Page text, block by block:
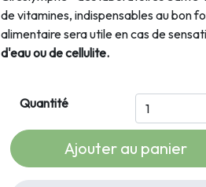
de vitamines, indispensables au bon
alimentaire sera utile en cas de
d'eau ou de cellulite.
Quantité
Ajouter au panier